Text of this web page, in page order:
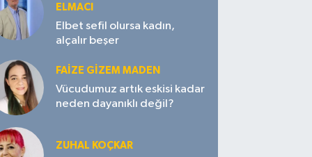
ELMACI
Elbet sefil olursa kadın,
alçalır beşer
FAIZE GIZEM MADEN
Vücudumuz artık eskisi kadar
neden dayanıklı değil?
ZUHAL KOÇKAR